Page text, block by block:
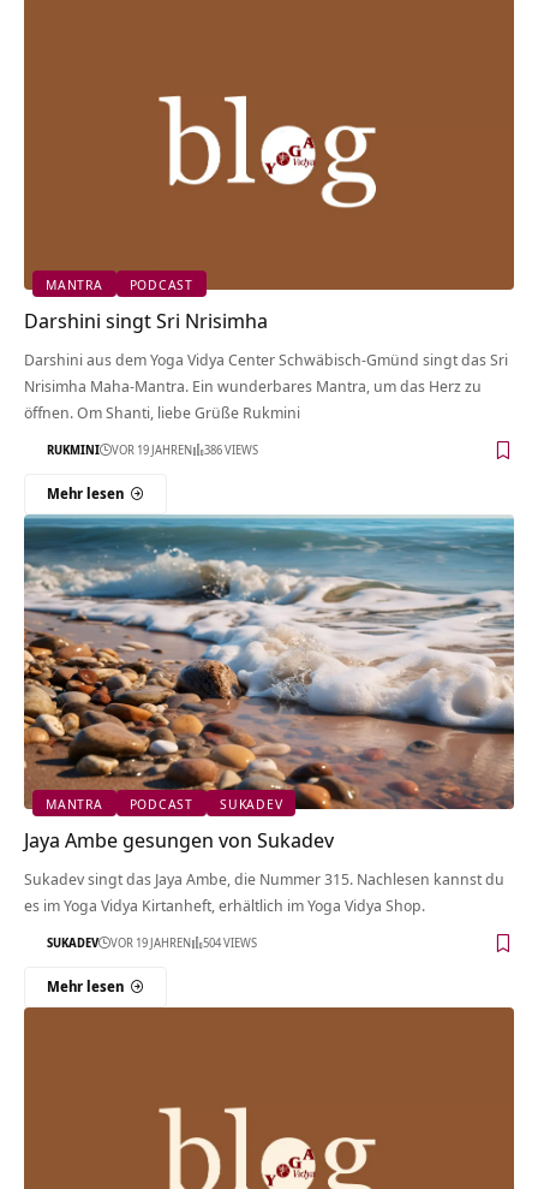
MANTRA PODCAST
Darshini singt Sri Nrisimha
Darshini aus dem Yoga Vidya Center Schwäbisch-Gmünd singt das Sri
Nrisimha Maha-Mantra. Ein wunderbares Mantra, um das Herz zu
öffnen. Om Shanti, liebe Grüße Rukmini
RUKMINI VOR 19 JAHREN 386 VIEWS
Mehr lesen
MANTRA PODCAST SUKADEV
Jaya Ambe gesungen von Sukadev
Sukadev singt das Jaya Ambe, die Nummer 315. Nachlesen kannst du
es im Yoga Vidya Kirtanheft, erhältlich im Yoga Vidya Shop.
SUKADEV VOR 19 JAHREN 504 VIEWS
Mehr lesen